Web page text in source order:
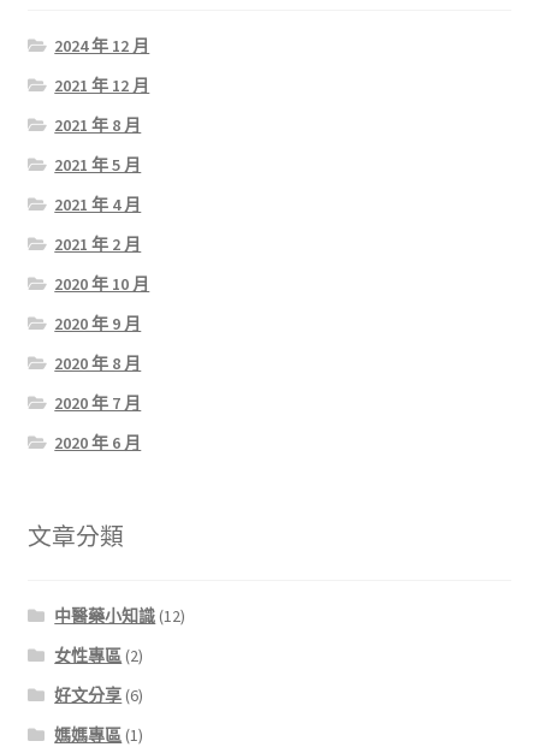
2024 年 12 月
2021 年 12 月
2021 年 8 月
2021 年 5 月
2021 年 4 月
2021 年 2 月
2020 年 10 月
2020 年 9 月
2020 年 8 月
2020 年 7 月
2020 年 6 月
文章分類
中醫藥小知識 (12)
女性專區 (2)
好文分享 (6)
媽媽專區 (1)